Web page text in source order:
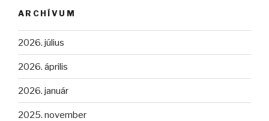
ARCHÍVUM
2026. július
2026. április
2026. január
2025. november